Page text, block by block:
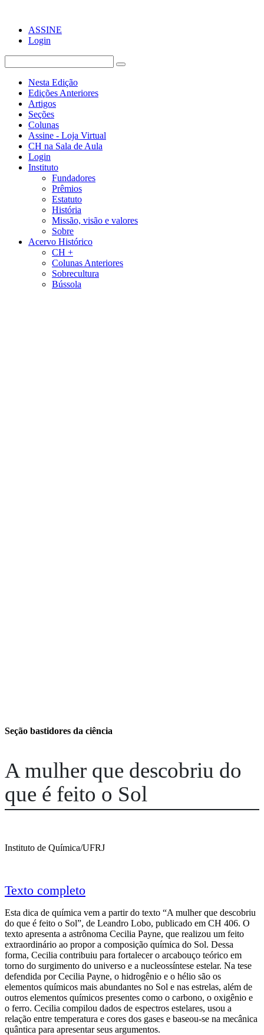
ASSINE
Login
Nesta Edição
Edições Anteriores
Artigos
Seções
Colunas
Assine - Loja Virtual
CH na Sala de Aula
Login
Instituto
Fundadores
Prêmios
Estatuto
História
Missão, visão e valores
Sobre
Acervo Histórico
CH +
Colunas Anteriores
Sobrecultura
Bússola
Seção bastidores da ciência
A mulher que descobriu do
que é feito o Sol
Instituto de Química/UFRJ
Texto completo
Esta dica de química vem a partir do texto “A mulher que descobriu
do que é feito o Sol”, de Leandro Lobo, publicado em CH 406. O
texto apresenta a astrônoma Cecilia Payne, que realizou um feito
extraordinário ao propor a composição química do Sol. Dessa
forma, Cecilia contribuiu para fortalecer o arcabouço teórico em
torno do surgimento do universo e a nucleossíntese estelar. Na tese
defendida por Cecilia Payne, o hidrogênio e o hélio são os
elementos químicos mais abundantes no Sol e nas estrelas, além de
outros elementos químicos presentes como o carbono, o oxigênio e
o ferro. Cecilia compilou dados de espectros estelares, usou a
relação entre temperatura e cores dos gases e baseou-se na mecânica
quântica para apresentar seus argumentos.